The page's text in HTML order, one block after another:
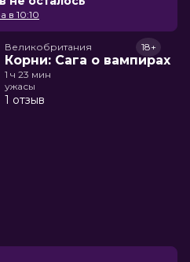
в 10:10
Великобритания
Корни: Сага о вампирах
18+
1 ч 23 мин
ужасы
1 отзыв